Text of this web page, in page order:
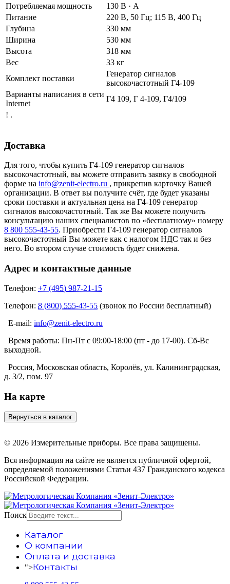
Потребляемая мощность
130 В · А
Питание
220 В, 50 Гц; 115 В, 400 Гц
Глубина
330 мм
Ширина
530 мм
Высота
318 мм
Вес
33 кг
Комплект поставки
Генератор сигналов
высокочастотный Г4-109
Варианты написания в сети
Internet
Г4 109, Г 4-109, Г4/109
! .
Доставка
Для того, чтобы купить Г4-109 генератор сигналов
высокочастотный, вы можете отправить заявку в свободной
форме на info@zenit-electro.ru , прикрепив карточку Вашей
организации. В ответ вы получите счёт, где будет указаны
сроки поставки и актуальная цена на Г4-109 генератор
сигналов высокочастотный. Так же Вы можете получить
консультацию наших специалистов по «бесплатному» номеру
8 800 555-43-55. Приобрести Г4-109 генератор сигналов
высокочастотный Вы можете как с налогом НДС так и без
него. Во втором случае стоимость будет снижена.
Адрес и контактные данные
Телефон: +7 (495) 987-21-15
Телефон: 8 (800) 555-43-55 (звонок по России бесплатный)
E-mail: info@zenit-electro.ru
Время работы: Пн-Пт с 09:00-18:00 (пт - до 17-00). Сб-Вс
выходной.
Россия, Московская область, Королёв, ул. Калининградская,
д. 3/2, пом. 97
На карте
© 2026 Измерительные приборы. Все права защищены.
Вся информация на сайте не является публичной офертой,
определяемой положениями Статьи 437 Гражданского кодекса
Российской Федерации.
Поиск
Каталог
О компании
Оплата и доставка
">Контакты